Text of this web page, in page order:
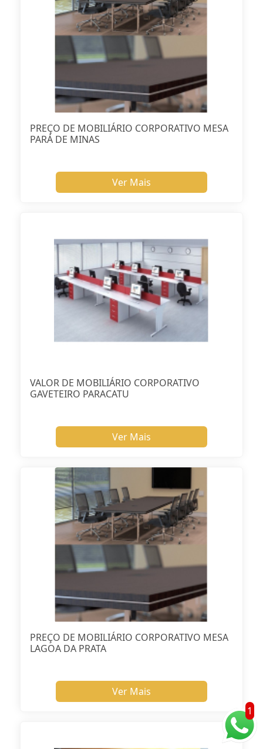
PREÇO DE MOBILIÁRIO CORPORATIVO MESA
PARÁ DE MINAS
Ver Mais
VALOR DE MOBILIÁRIO CORPORATIVO
GAVETEIRO PARACATU
Ver Mais
PREÇO DE MOBILIÁRIO CORPORATIVO MESA
LAGOA DA PRATA
Ver Mais
1